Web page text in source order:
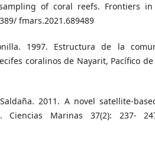
of coral reefs. Frontiers
fmars.2021.689489
1997. Estructura de la
coralinos de Nayarit, Pacífico de
2011. A novel satellite-
Ciencias Marinas 37(2): 237-